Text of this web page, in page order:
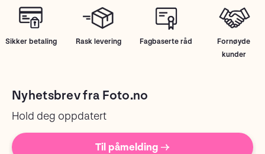
Sikker betaling Rask levering Fagbaserte råd
Fornøyde
kunder
Nyhetsbrev fra Foto.no
Hold deg oppdatert
Til påmelding →